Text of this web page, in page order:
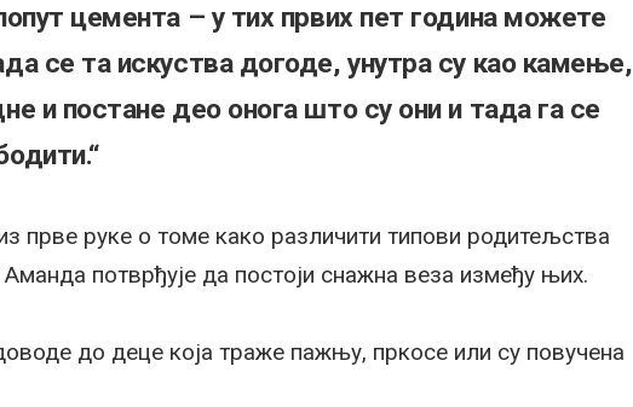
цемента – у тих првих пет година можете
се та искуства догоде, унутра су као камење,
и постане део онога што су они и тада га се
прве руке о томе како различити типови родитељства
потврђује да постоји снажна веза између њих.
до деце која траже пажњу, пркосе или су повучена